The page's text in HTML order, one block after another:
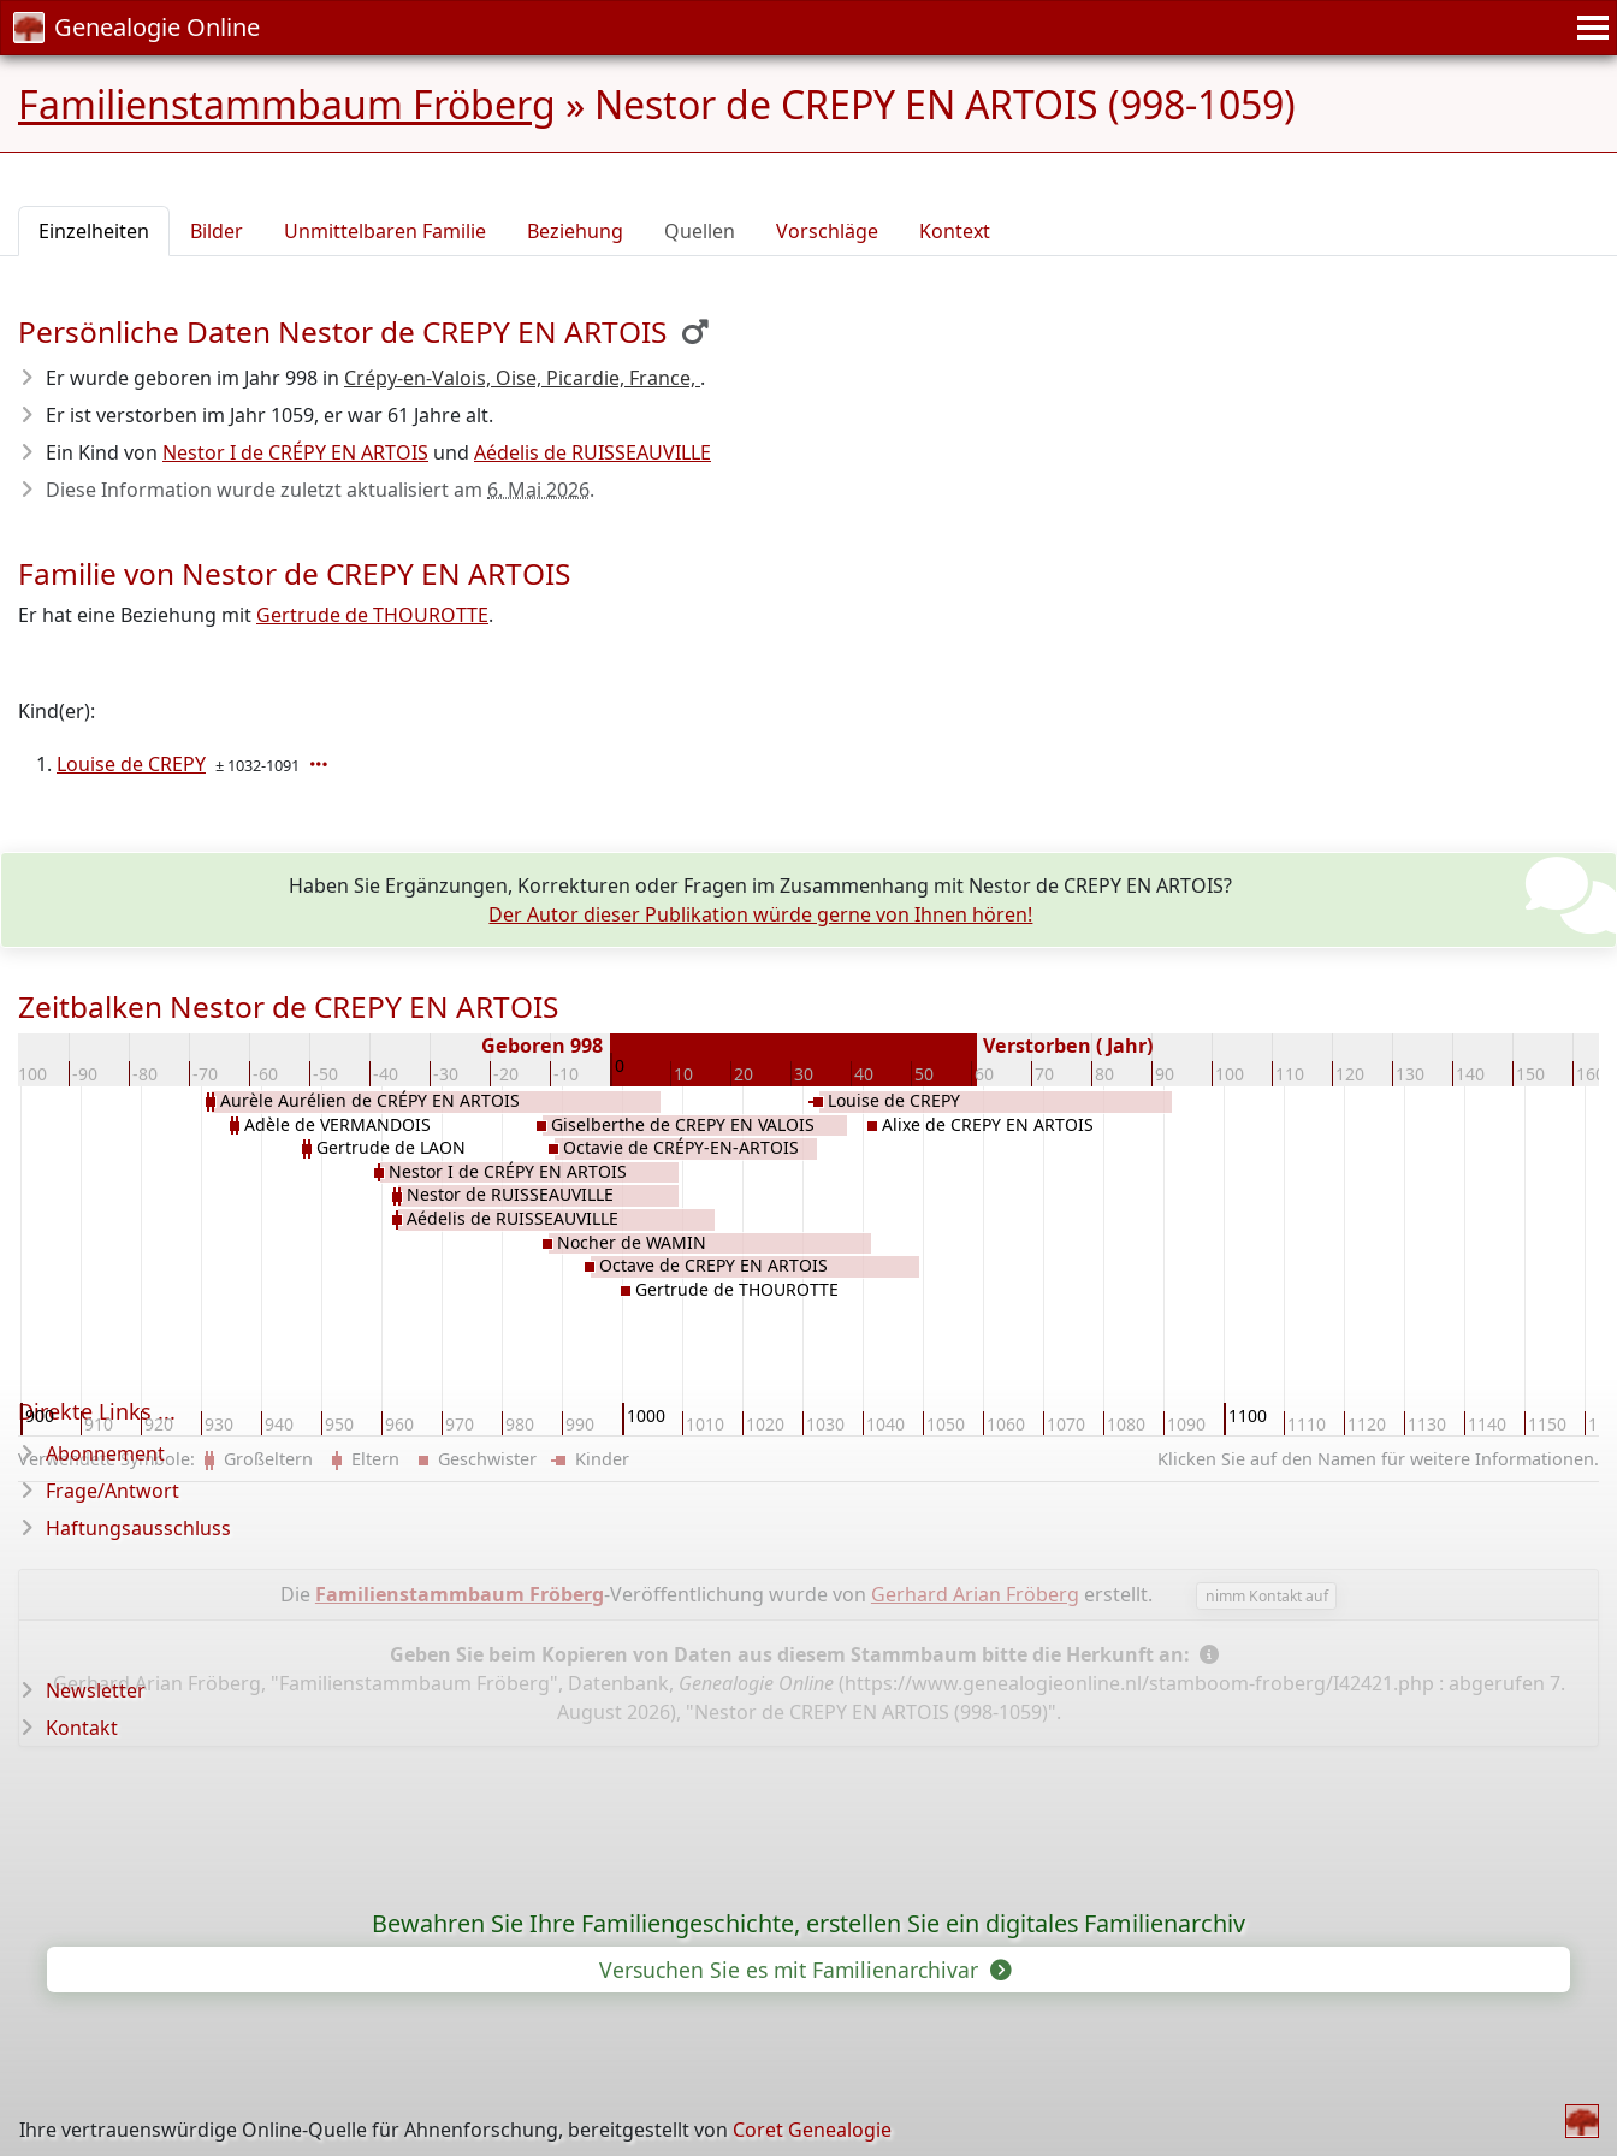
Genealogie Online
Familienstammbaum Fröberg » Nestor de CREPY EN ARTOIS (998-1059)
Einzelheiten Bilder Unmittelbaren Familie Beziehung Quellen Vorschläge Kontext
Persönliche Daten Nestor de CREPY EN ARTOIS
Er wurde geboren im Jahr 998 in Crépy-en-Valois, Oise, Picardie, France, .
Er ist verstorben im Jahr 1059, er war 61 Jahre alt.
Ein Kind von Nestor I de CRÉPY EN ARTOIS und Aédelis de RUISSEAUVILLE
Diese Information wurde zuletzt aktualisiert am 6. Mai 2026.
Familie von Nestor de CREPY EN ARTOIS
Er hat eine Beziehung mit Gertrude de THOUROTTE.
Kind(er):
Louise de CREPY ± 1032-1091
Haben Sie Ergänzungen, Korrekturen oder Fragen im Zusammenhang mit Nestor de CREPY EN ARTOIS?
Der Autor dieser Publikation würde gerne von Ihnen hören!
Zeitbalken Nestor de CREPY EN ARTOIS
-100 -90 -80 -70 -60 -50 -40 -30 -20 -10 0 10 20 30 40 50 60 70 80 90 100 110 120 130 140 150 160
Geboren 998 Verstorben ( Jahr)
900 910 920 930 940 950 960 970 980 990 1000 1010 1020 1030 1040 1050 1060 1070 1080 1090 1100 1110 1120 1130 1140 1150
Aurèle Aurélien de CRÉPY EN ARTOIS
Adèle de VERMANDOIS
Gertrude de LAON
Nestor I de CRÉPY EN ARTOIS
Nestor de RUISSEAUVILLE
Aédelis de RUISSEAUVILLE
Giselberthe de CREPY EN VALOIS
Nocher de WAMIN
Octavie de CRÉPY-EN-ARTOIS
Octave de CREPY EN ARTOIS
Gertrude de THOUROTTE
Louise de CREPY
Alixe de CREPY EN ARTOIS
Klicken Sie auf den Namen für weitere Informationen.
Verwendete Symbole: Großeltern Eltern Geschwister Kinder
Die Familienstammbaum Fröberg-Veröffentlichung wurde von Gerhard Arian Fröberg erstellt. nimm Kontakt auf
Geben Sie beim Kopieren von Daten aus diesem Stammbaum bitte die Herkunft an:
Gerhard Arian Fröberg, "Familienstammbaum Fröberg", Datenbank, Genealogie Online (https://www.genealogieonline.nl/stamboom-froberg/I42421.php : abgerufen 7.
August 2026), "Nestor de CREPY EN ARTOIS (998-1059)".
Direkte Links ...
Abonnement
Frage/Antwort
Haftungsausschluss
Newsletter
Kontakt
Bewahren Sie Ihre Familiengeschichte, erstellen Sie ein digitales Familienarchiv
Versuchen Sie es mit Familienarchivar
Ihre vertrauenswürdige Online-Quelle für Ahnenforschung, bereitgestellt von Coret Genealogie